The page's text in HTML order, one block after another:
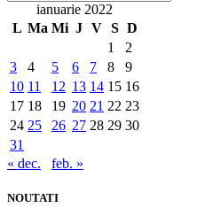
ianuarie 2022
L Ma Mi J V S D
1
2
3
4 5 6 7 8
9
10 11 12 13 14 15 16
17 18 19 20 21 22 23
24 25 26 27 28 29 30
31
« dec.
feb. »
NOUTATI